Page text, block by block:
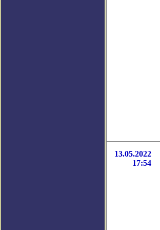
13.05.2022
17:54